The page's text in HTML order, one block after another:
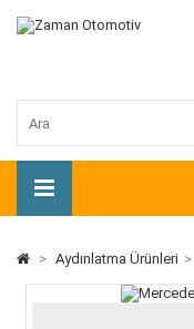
> Aydınlatma Ürünleri >